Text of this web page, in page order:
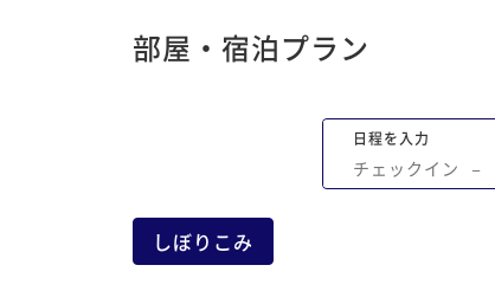
部屋・宿泊プラン
日程を入力
チェックイン −
しぼりこみ